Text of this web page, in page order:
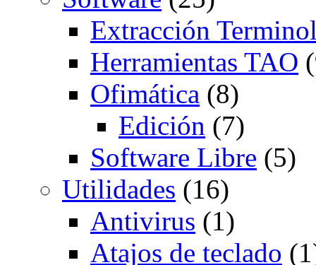
Extracción
Herramientas TAO
Ofimática (8)
Edición (7)
Software Libre (5)
Utilidades (16)
Antivirus (1)
Atajos de teclado